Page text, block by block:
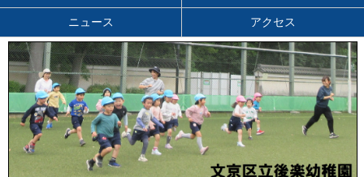
ニュース アクセス